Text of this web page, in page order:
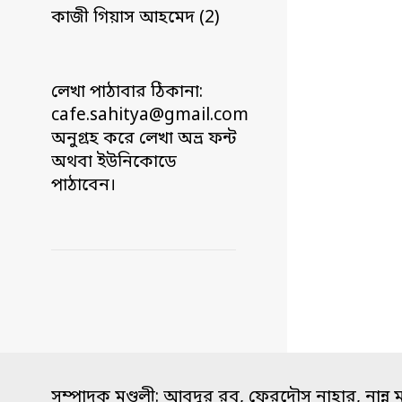
কাজী গিয়াস আহমেদ (2)
লেখা পাঠাবার ঠিকানা:
cafe.sahitya@gmail.com
অনুগ্রহ করে লেখা অভ্র ফন্ট
অথবা ইউনিকোডে
পাঠাবেন।